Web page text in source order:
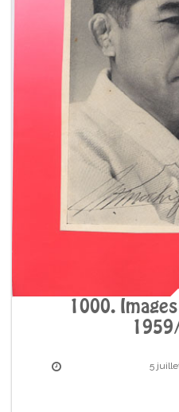
1000.
5